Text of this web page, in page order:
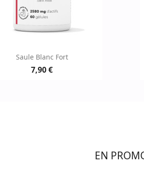
Aperçu rapide
Saule Blanc Fort
7,90 €
EN